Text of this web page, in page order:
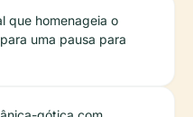
que homenageia o
uma pausa para